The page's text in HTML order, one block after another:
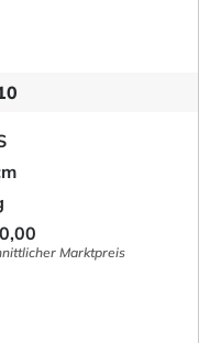
Marktpreis